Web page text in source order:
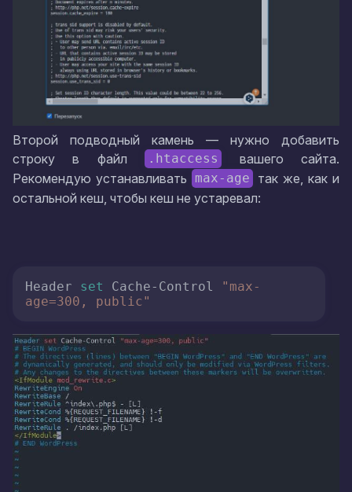
Второй подводный камень — нужно добавить
строку в файл
.htaccess
вашего сайта.
Рекомендую устанавливать
max-age
так же, как и
остальной кеш, чтобы кеш не устаревал:
Header set Cache-Control
"max-
age=300, public"